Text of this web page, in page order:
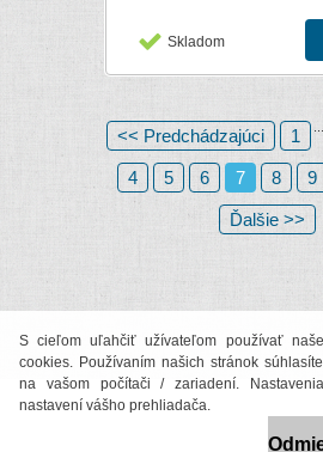
S cieľom uľahčiť užívateľom používať
cookies. Používaním našich stránok
na vašom počítači / zariadení.
nastavení vášho prehliadača.
Skladom
<< Predchádzajúci 1
4 5 6 7 8 9
Ďalšie >>